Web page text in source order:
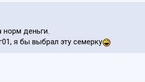
норм деньги.
я бы выбрал эту семерку